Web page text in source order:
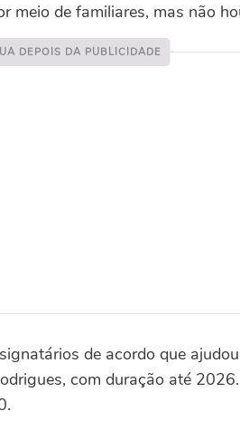
meio de familiares, mas não
de acordo que
com duração até